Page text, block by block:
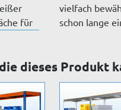
für
vielfach
schon lange
dieses Produkt